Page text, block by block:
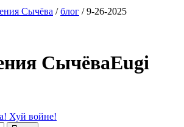
Сычёва /блог / 9-26-2025
СычёваEugi
Хуй войне!